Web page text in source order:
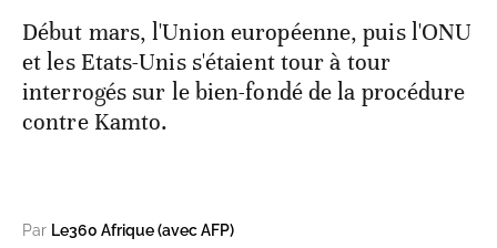
Début mars, l'Union européenne, puis l'ONU
et les Etats-Unis s'étaient tour à tour
interrogés sur le bien-fondé de la procédure
contre Kamto.
Par Le360 Afrique (avec AFP)